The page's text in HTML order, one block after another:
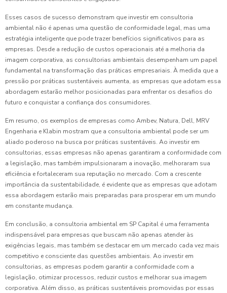
Esses casos de sucesso demonstram que investir em consultoria
ambiental não é apenas uma questão de conformidade legal, mas uma
estratégia inteligente que pode trazer benefícios significativos para as
empresas. Desde a redução de custos operacionais até a melhoria da
imagem corporativa, as consultorias ambientais desempenham um papel
fundamental na transformação das práticas empresariais. À medida que a
pressão por práticas sustentáveis aumenta, as empresas que adotam essa
abordagem estarão melhor posicionadas para enfrentar os desafios do
futuro e conquistar a confiança dos consumidores.
Em resumo, os exemplos de empresas como Ambev, Natura, Dell, MRV
Engenharia e Klabin mostram que a consultoria ambiental pode ser um
aliado poderoso na busca por práticas sustentáveis. Ao investir em
consultorias, essas empresas não apenas garantiram a conformidade com
a legislação, mas também impulsionaram a inovação, melhoraram sua
eficiência e fortaleceram sua reputação no mercado. Com a crescente
importância da sustentabilidade, é evidente que as empresas que adotam
essa abordagem estarão mais preparadas para prosperar em um mundo
em constante mudança.
Em conclusão, a consultoria ambiental em SP Capital é uma ferramenta
indispensável para empresas que buscam não apenas atender às
exigências legais, mas também se destacar em um mercado cada vez mais
competitivo e consciente das questões ambientais. Ao investir em
consultorias, as empresas podem garantir a conformidade com a
legislação, otimizar processos, reduzir custos e melhorar sua imagem
corporativa. Além disso, as práticas sustentáveis promovidas por essas